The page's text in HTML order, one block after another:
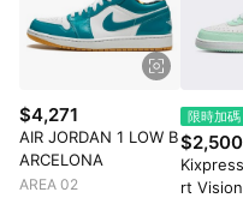
相關認定以Yahoo購物中心之
$4,271
AIR JORDAN 1 LOW B
ARCELONA
AREA 02
限時加碼
$2,500
rt